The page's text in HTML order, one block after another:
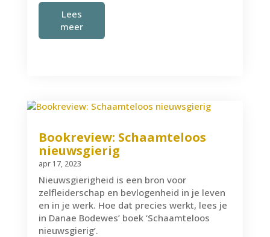
Lees
meer
Bookreview: Schaamteloos
nieuwsgierig
apr 17, 2023
Nieuwsgierigheid is een bron voor
zelfleiderschap en bevlogenheid in je leven
en in je werk. Hoe dat precies werkt, lees je
in Danae Bodewes’ boek ‘Schaamteloos
nieuwsgierig’.